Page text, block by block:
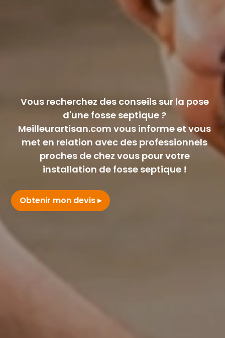
Vous recherchez des conseils sur la pose
d'une fosse septique ?
Meilleurartisan.com vous informe et vous
met en relation avec des professionnels
proches de chez vous pour votre
installation de fosse septique !
Obtenir mon devis